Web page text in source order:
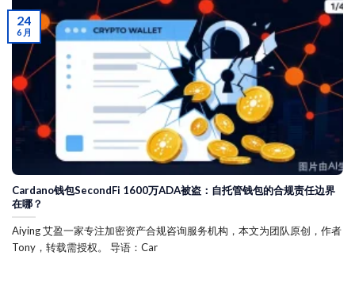
Cardano钱包SecondFi 1600万ADA被盗：自托管钱包的合规责任边界
在哪？
Aiying 艾盈一家专注加密资产合规咨询服务机构，本文为团队原创，作者
Tony，转载需授权。 导语：Car
24
6 月